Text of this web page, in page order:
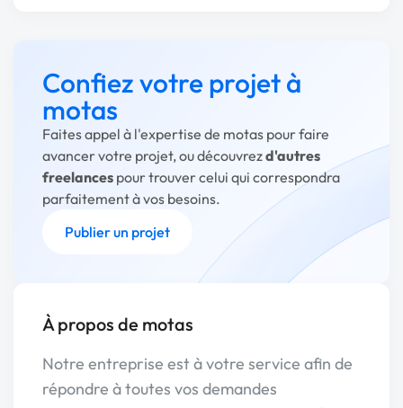
Confiez votre projet à
motas
Faites appel à l'expertise de motas pour faire
avancer votre projet, ou découvrezd'autres
freelances pour trouver celui qui correspondra
parfaitement à vos besoins.
Publier un projet
À propos de motas
Notre entreprise est à votre service afin de
répondre à toutes vos demandes